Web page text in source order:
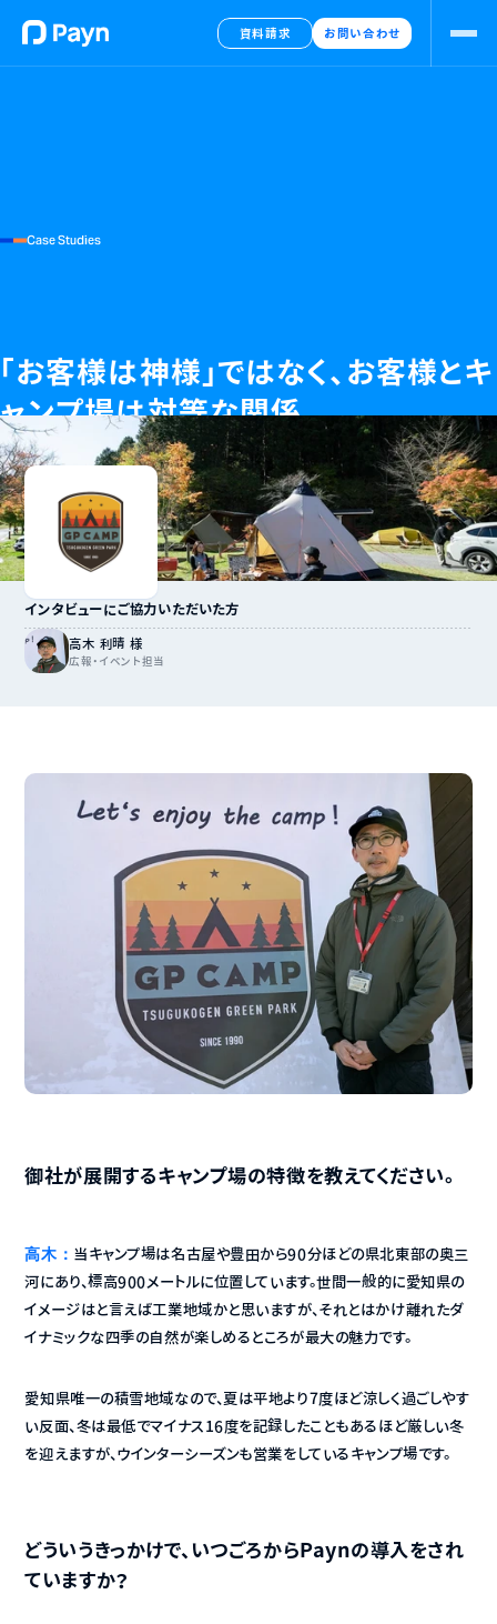
資料請求 お問い合わせ
Case Studies
「お客様は神様」ではなく、お客様とキ
ャンプ場は対等な関係
企業名：つぐ高原グリーンパーク
業種：
インタビューにご協力いただいた方
高木 利晴 様
広報・イベント担当
御社が展開するキャンプ場の特徴を教えてください。
高木： 当キャンプ場は名古屋や豊田から90分ほどの県北東部の奥三
河にあり、標高900メートルに位置しています。世間一般的に愛知県の
イメージはと言えば工業地域かと思いますが、それとはかけ離れたダ
イナミックな四季の自然が楽しめるところが最大の魅力です。
愛知県唯一の積雪地域なので、夏は平地より7度ほど涼しく過ごしやす
い反面、冬は最低でマイナス16度を記録したこともあるほど厳しい冬
を迎えますが、ウインターシーズンも営業をしているキャンプ場です。
どういうきっかけで、いつごろからPaynの導入をされ
ていますか？